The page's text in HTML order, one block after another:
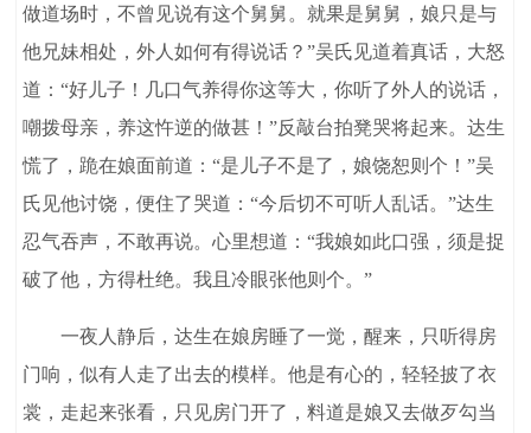
做道场时，不曾见说有这个舅舅。就果是舅舅，娘只是与
他兄妹相处，外人如何有得说话？”吴氏见道着真话，大怒
道：“好儿子！几口气养得你这等大，你听了外人的说话，
嘲拨母亲，养这忤逆的做甚！”反敲台拍凳哭将起来。达生
慌了，跪在娘面前道：“是儿子不是了，娘饶恕则个！”吴
氏见他讨饶，便住了哭道：“今后切不可听人乱话。”达生
忍气吞声，不敢再说。心里想道：“我娘如此口强，须是捉
破了他，方得杜绝。我且冷眼张他则个。”
一夜人静后，达生在娘房睡了一觉，醒来，只听得房
门响，似有人走了出去的模样。他是有心的，轻轻披了衣
裳，走起来张看，只见房门开了，料道是娘又去做歹勾当